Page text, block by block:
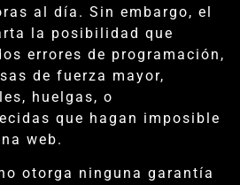
al día. Sin embargo, el
la posibilidad que
errores de programación,
de fuerza mayor,
huelgas, o
que hagan imposible
web.
otorga ninguna garantía